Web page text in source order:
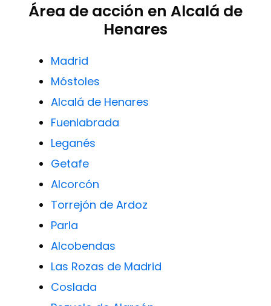
Área de acción en Alcalá de
Henares
Madrid
Móstoles
Alcalá de Henares
Fuenlabrada
Leganés
Getafe
Alcorcón
Torrejón de Ardoz
Parla
Alcobendas
Las Rozas de Madrid
Coslada